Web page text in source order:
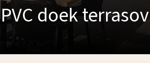
PVC doek